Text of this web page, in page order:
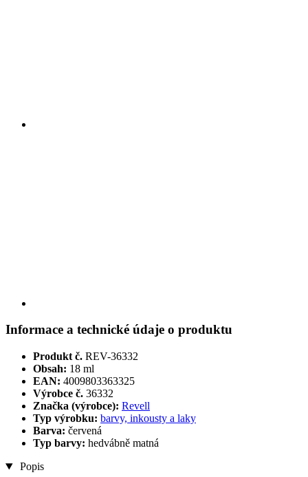
Informace a technické údaje o produktu
Produkt č. REV-36332
Obsah: 18 ml
EAN: 4009803363325
Výrobce č. 36332
Značka (výrobce): Revell
Typ výrobku: barvy, inkousty a laky
Barva: červená
Typ barvy: hedvábně matná
Popis